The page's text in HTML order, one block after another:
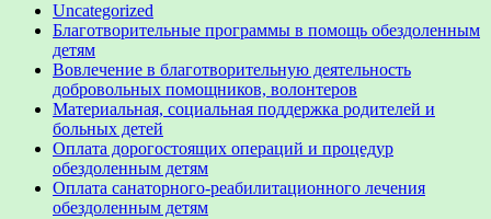
Uncategorized
Благотворительные программы в помощь обездоленным
детям
Вовлечение в благотворительную деятельность
добровольных помощников, волонтеров
Материальная, социальная поддержка родителей и
больных детей
Оплата дорогостоящих операций и процедур
обездоленным детям
Оплата санаторного-реабилитационного лечения
обездоленным детям